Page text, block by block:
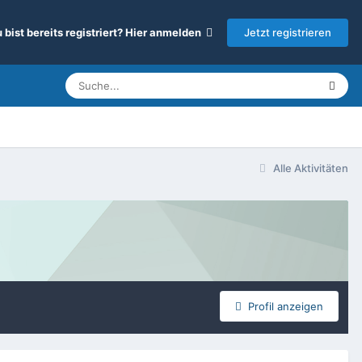
bist bereits registriert? Hier anmelden Jetzt registrieren
Alle Aktivitäten
Profil anzeigen